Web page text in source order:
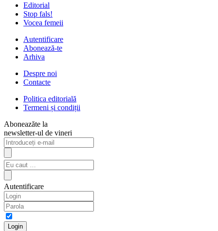
Editorial
Stop fals!
Vocea femeii
Autentificare
Abonează-te
Arhiva
Despre noi
Contacte
Politica editorială
Termeni și condiții
Aboneazăte la
newsletter-ul de vineri
Autentificare